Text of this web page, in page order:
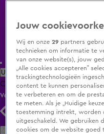
Uitzending Gemist Populaire
ClipsFilmsRadioSmart TV
Volg KIJK
Zoeken
Jouw
Wij en onze29 partners
technieken om informatie te
van onze website(s), jouw
„Alle cookies accepteren”
trackingtechnologieën
content te kunnen
te verbeteren en om de
te meten. Als je „Huidige
toestemming intrekt, worden
uitgeschakeld. We gebruiken
cookies om de website goed